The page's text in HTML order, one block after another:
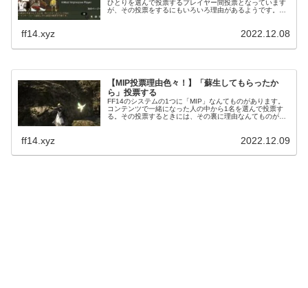
ひとりを選んで投票するプレイヤー間投票となっています
が、その投票をするにもいろいろ理由があるようです。そ
ff14.xyz 2022.12.08
【MIP投票理由色々！】「蘇生してもらったか
ら」投票する
FF14のシステムの1つに「MIP」なんてものがあります。
コンテンツで一緒になった人の中から1名を選んで投票す
る。その投票するときには、その裏に理由なんてものがあ
ff14.xyz 2022.12.09